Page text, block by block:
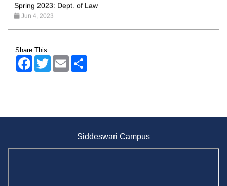
Jun 4, 2023
Jan 4, 2026
Admission Fair Summer 2026 underway at Stamford
University Bangladesh
BUBT Vice-Chancellor Pays Courtesy Call on Stamford VC
Share This:
FacebookTwitter Email
Siddeswari Campus